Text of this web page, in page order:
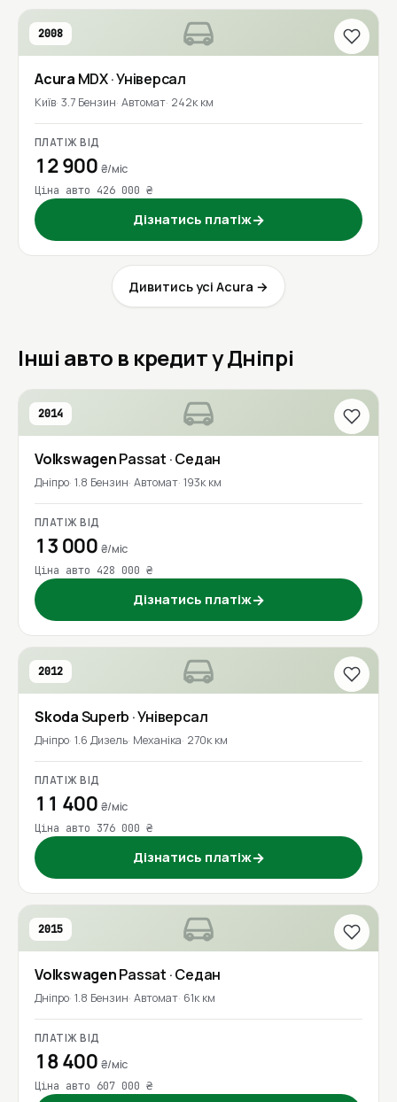
2008
Acura MDX· Універсал
Київ 3.7 Бензин Автомат 242к км
ПЛАТІЖ ВІД
12 900 ₴/міс
Ціна авто 426 000 ₴
Дізнатись платіж→
Дивитись усі Acura →
Інші авто в кредит у Дніпрі
2014
VolkswagenPassat · Седан
Дніпро 1.8 Бензин Автомат 193к км
ПЛАТІЖ ВІД
13 000 ₴/міс
Ціна авто 428 000 ₴
Дізнатись платіж→
2012
SkodaSuperb · Універсал
Дніпро 1.6 Дизель Механіка 270к км
ПЛАТІЖ ВІД
11 400 ₴/міс
Ціна авто 376 000 ₴
Дізнатись платіж→
2015
VolkswagenPassat · Седан
Дніпро 1.8 Бензин Автомат 61к км
ПЛАТІЖ ВІД
18 400 ₴/міс
Ціна авто 607 000 ₴